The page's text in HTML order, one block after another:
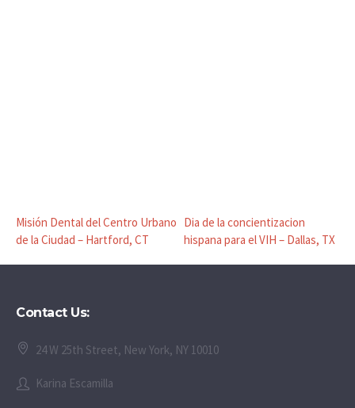
Misión Dental del Centro Urbano
de la Ciudad – Hartford, CT
Dia de la concientizacion
hispana para el VIH – Dallas, TX
Contact Us:
24 W 25th Street, New York, NY 10010
Karina Escamilla